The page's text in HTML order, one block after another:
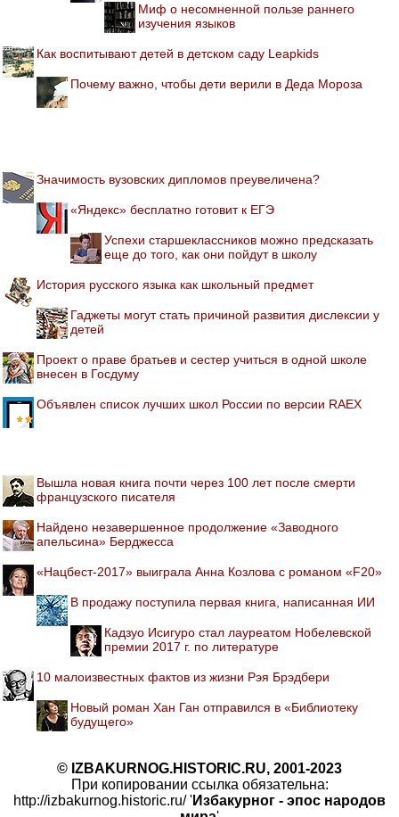
Миф о несомненной пользе раннего
изучения языков
Как воспитывают детей в детском саду Leapkids
Почему важно, чтобы дети верили в Деда Мороза
Значимость вузовских дипломов преувеличена?
«Яндекс» бесплатно готовит к ЕГЭ
Успехи старшеклассников можно предсказать
еще до того, как они пойдут в школу
История русского языка как школьный предмет
Гаджеты могут стать причиной развития дислексии у
детей
Проект о праве братьев и сестер учиться в одной школе
внесен в Госдуму
Объявлен список лучших школ России по версии RAEX
Вышла новая книга почти через 100 лет после смерти
французского писателя
Найдено незавершенное продолжение «Заводного
апельсина» Берджесса
«Нацбест-2017» выиграла Анна Козлова с романом «F20»
В продажу поступила первая книга, написанная ИИ
Кадзуо Исигуро стал лауреатом Нобелевской
премии 2017 г. по литературе
10 малоизвестных фактов из жизни Рэя Брэдбери
Новый роман Хан Ган отправился в «Библиотеку
будущего»
© IZBAKURNOG.HISTORIC.RU, 2001-2023
При копировании ссылка обязательна:
http://izbakurnog.historic.ru/ 'Избакурног - эпос народов